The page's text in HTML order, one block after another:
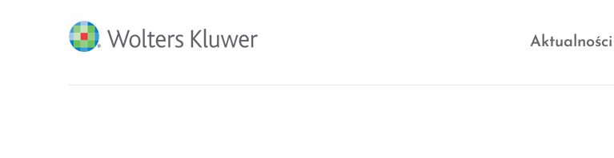
BLOG KSIĘGARNI PROFINFO.PL Aktualności